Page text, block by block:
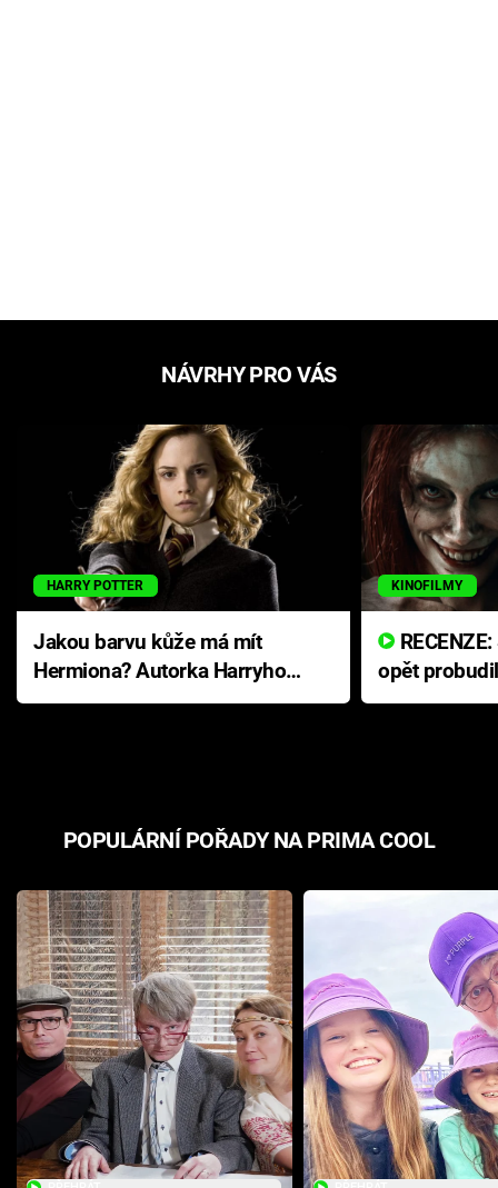
NÁVRHY PRO VÁS
HARRY POTTER
Jakou barvu kůže má mít
Hermiona? Autorka Harryho
Pottera přišla s ráznou
KINOFILMY
opět
přichází s
POPULÁRNÍ POŘADY NA PRIMA COOL